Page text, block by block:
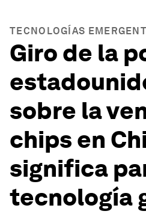
TECNOLOGÍAS
Giro de la
sobre la
chips en
significa
tecnología